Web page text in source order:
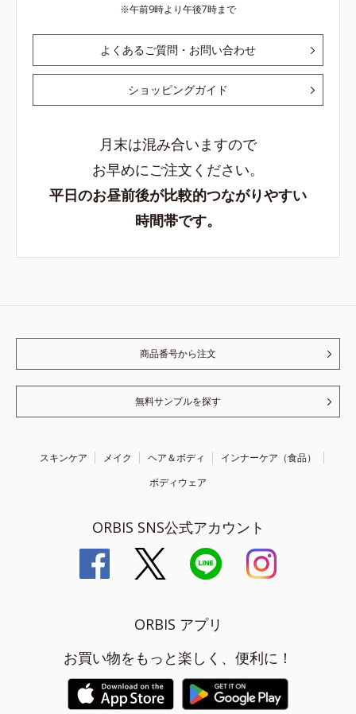
午前9時より午後7時まで
よくあるご質問・お問い合わせ
ショッピングガイド
月末は混み合いますので
お早めにご注文ください。
平日のお昼前後が比較的つながりやすい
時間帯です。
商品番号から注文
無料サンプルを探す
スキンケア メイク ヘア＆ボディ
インナーケア（食品）
ボディウェア
ORBIS SNS公式アカウント
ORBIS アプリ
お買い物をもっと楽しく、便利に！